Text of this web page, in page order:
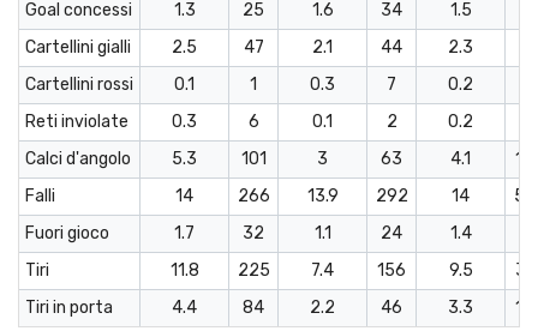
Goal concessi
1.3 25 1.6 34 1.5
Cartellini gialli
2.5 47 2.1 44 2.3
Cartellini rossi
0.1 1 0.3 7 0.2
Reti inviolate
0.3 6 0.1 2 0.2
Calci d'angolo
5.3 101 3 63 4.1
Falli
14 266 13.9 292 14
Fuori gioco
1.7 32 1.1 24 1.4
Tiri
11.8 225 7.4 156 9.5
Tiri in porta
4.4 84 2.2 46 3.3